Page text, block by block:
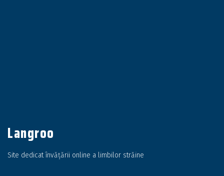
Langroo
Site dedicat învățării online a limbilor străine